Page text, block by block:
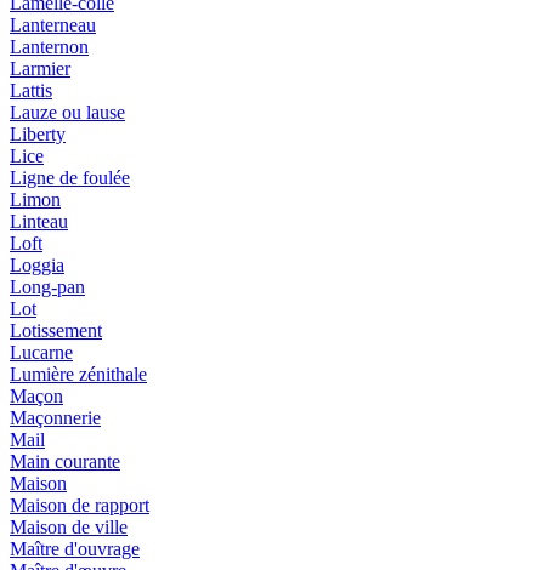
Lanterneau
Lanternon
Larmier
Lattis
Lauze ou lause
Liberty
Lice
Ligne de foulée
Limon
Linteau
Loft
Loggia
Long-pan
Lot
Lotissement
Lucarne
Lumière zénithale
Maçon
Maçonnerie
Mail
Main courante
Maison
Maison de rapport
Maison de ville
Maître d'ouvrage